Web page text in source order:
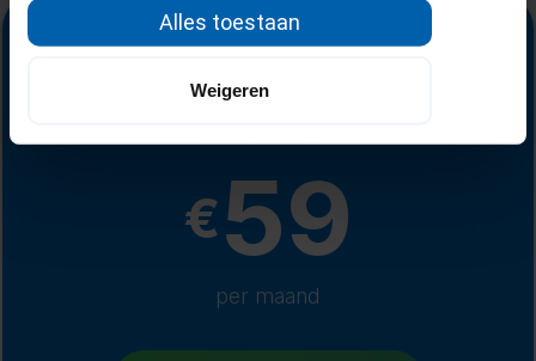
Alles toestaan
Weigeren
€59
per maand